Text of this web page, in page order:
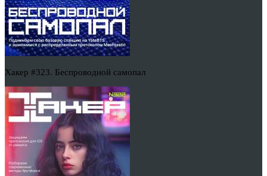
Хакер #323. Беспроводной самопал